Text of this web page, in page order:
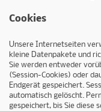
Cookies
Unsere Internetseiten
kleine Datenpakete und
Sie werden entweder
(Session-Cookies) oder
Endgerät gespeichert.
automatisch gelöscht.
gespeichert, bis Sie diese